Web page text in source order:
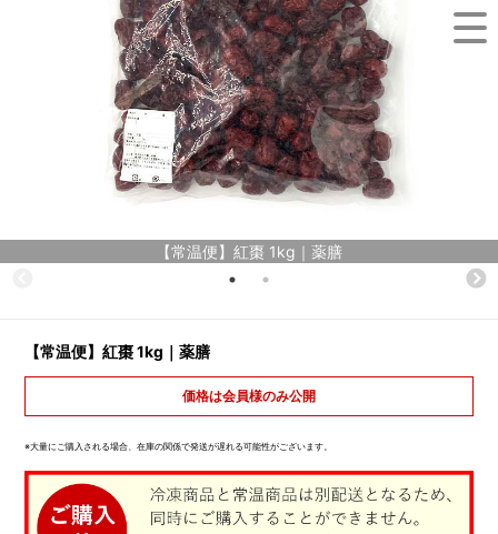
【常温便】紅棗 1kg｜薬膳
【常温便】紅棗 1kg｜薬膳
価格は会員様のみ公開
※大量にご購入される場合、在庫の関係で発送が遅れる可能性がございます。